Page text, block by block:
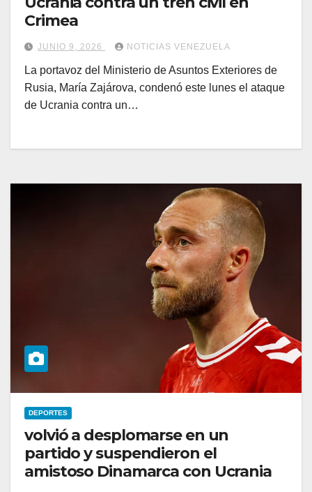
Crimea
JUNIO 9, 2026 NOTICIAS VENEZUELA
La portavoz del Ministerio de Asuntos Exteriores de
Rusia, María Zajárova, condenó este lunes el ataque
de Ucrania contra un…
DEPORTES
volvió a desplomarse en un
partido y suspendieron el
amistoso Dinamarca con Ucrania